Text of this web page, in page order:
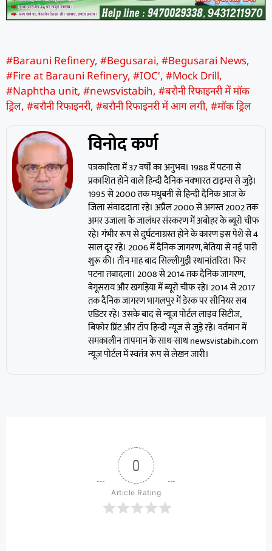
#Barauni Refinery, #Begusarai, #Begusarai News,
#Fire at Barauni Refinery, #IOC', #Mock Drill,
#Naphtha unit, #newsvistabih, #बराैनी रिफाइनरी में मॉक
ड्रिल, #बरौनी रिफाइनरी, #बरौनी रिफाइनरी में आग लगी, #मॉक ड्रिल
विनोद कर्ण
पत्रकारिता में 37 वर्षों का अनुभव। 1988 में पटना से
प्रकाशित होने वाले हिन्दी दैनिक नवभारत टाइम्स से जुड़े।
1995 से 2000 तक मधुबनी से हिन्दी दैनिक आज के
जिला संवाददाता रहे। अप्रैल 2000 से अगस्त 2002 तक
अमर उजाला के जालंधर संस्करण में अबोहर के ब्यूरो चीफ
रहे। गंभीर रूप से दुर्घटनाग्रस्त होने के कारण इस पेशे से 4
साल दूर रहे। 2006 में दैनिक जागरण, बेतिया से नई पारी
शुरू की। तीन माह बाद सिल्लीगुड़ी स्थानांतरित। फिर
पटना तबादला। 2008 से 2014 तक दैनिक जागरण,
बेगूसराय और खगड़िया में ब्यूरो चीफ रहे। 2014 से 2017
तक दैनिक जागरण भागलपुर में डेस्क पर सीनियर सब
एडिटर रहे। उसके बाद से न्यूज पोर्टल लाइव सिटीज,
बिफोर प्रिंट और टॉप हिन्दी न्यूज से जुड़े रहे। वर्तमान में
समकालीन तापमान के साथ-साथ newsvistabih.com
न्यूज पोर्टल में स्वतंत्र रूप से लेखन जारी।
0
Article Rating